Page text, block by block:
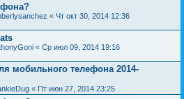
« Чт окт 30, 2014 12:36
« Ср июл 09, 2014 19:16
мобильного телефона 2014-
« Пт июн 27, 2014 23:25